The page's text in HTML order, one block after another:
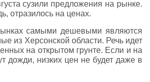
сузили предложения на рынке.
отразилось на ценах.
самыми дешевыми являются
из Херсонской области. Речь идет
на открытом грунте. Если и на
дожди, низких цен не будет даже в